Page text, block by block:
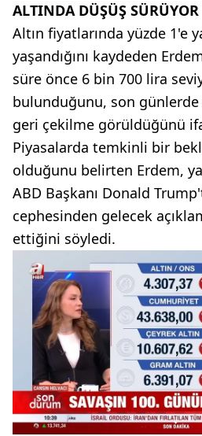
ALTINDA DÜŞÜŞ SÜRÜYOR
Altın fiyatlarında yüzde 1'e
yaşandığını kaydeden
süre önce 6 bin 700 lira
bulunduğunu, son günlerde
geri çekilme görüldüğünü
Piyasalarda temkinli bir
olduğunu belirten Erdem,
ABD Başkanı Donald
cephesinden gelecek
ettiğini söyledi.